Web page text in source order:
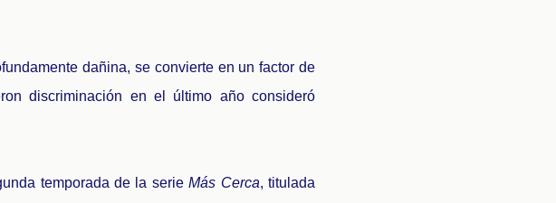
dañina, se convierte en un factor de
discriminación en el último año consideró
temporada de la serieMás Cerca, titulada